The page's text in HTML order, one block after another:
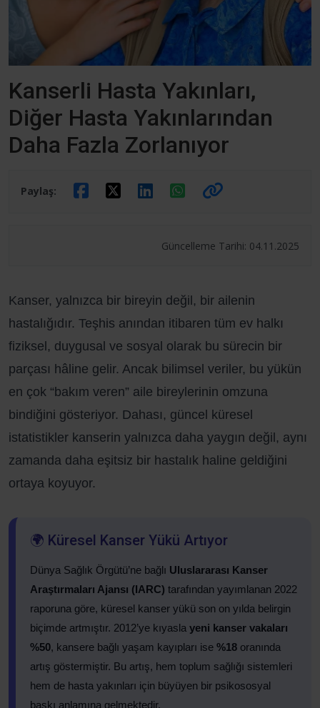
Kanserli Hasta Yakınları,
Diğer Hasta Yakınlarından
Daha Fazla Zorlanıyor
Paylaş:
Güncelleme Tarihi: 04.11.2025
Kanser, yalnızca bir bireyin değil, bir ailenin
hastalığıdır. Teşhis anından itibaren tüm ev halkı
fiziksel, duygusal ve sosyal olarak bu sürecin bir
parçası hâline gelir. Ancak bilimsel veriler, bu yükün
en çok “bakım veren” aile bireylerinin omzuna
bindiğini gösteriyor. Dahası, güncel küresel
istatistikler kanserin yalnızca daha yaygın değil, aynı
zamanda daha eşitsiz bir hastalık haline geldiğini
ortaya koyuyor.
🌍 Küresel Kanser Yükü Artıyor
Dünya Sağlık Örgütü’ne bağlı Uluslararası Kanser
Araştırmaları Ajansı (IARC) tarafından yayımlanan 2022
raporuna göre, küresel kanser yükü son on yılda belirgin
biçimde artmıştır. 2012’ye kıyasla yeni kanser vakaları
%50, kansere bağlı yaşam kayıpları ise %18 oranında
artış göstermiştir. Bu artış, hem toplum sağlığı sistemleri
hem de hasta yakınları için büyüyen bir psikososyal
baskı anlamına gelmektedir.